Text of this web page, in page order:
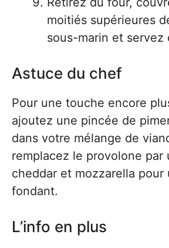
moitiés supérieures
sous-marin et servez
Astuce du chef
Pour une touche encore
ajoutez une pincée de
dans votre mélange de
remplacez le provolone par
cheddar et mozzarella
fondant.
L’info en plus